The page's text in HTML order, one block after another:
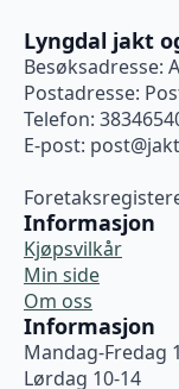
Lyngdal jakt
Besøksadresse:
Postadresse:
Telefon:
E-post:
Informasjon
Kjøpsvilkår
Min side
Om oss
Informasjon
Mandag-Fredag
Lørdag 10-14